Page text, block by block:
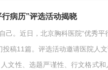
胸科医…
病历”评选活动揭晓
。近日，北京胸科医院“优秀平
稿11篇。评选活动邀请医院人
文性、选题严谨性、行文格式